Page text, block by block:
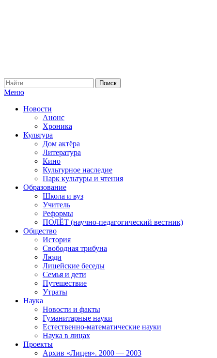
Меню
Новости
Анонс
Хроника
Культура
Дом актёра
Литература
Кино
Культурное наследие
Парк культуры и чтения
Образование
Школа и вуз
Учитель
Реформы
ПОЛЁТ (научно-педагогический вестник)
Общество
История
Свободная трибуна
Люди
Лицейские беседы
Семья и дети
Путешествие
Утраты
Наука
Новости и факты
Гуманитарные науки
Естественно-математические науки
Наука в лицах
Проекты
Архив «Лицея». 2000 — 2003